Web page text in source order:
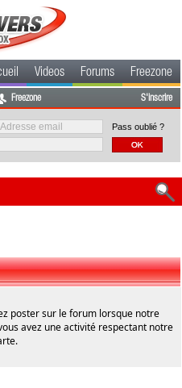
Videos Forums Freezone
Freezone S'inscrire
Pass oublié ?
poster sur le forum lorsque notre
avez une activité respectant notre